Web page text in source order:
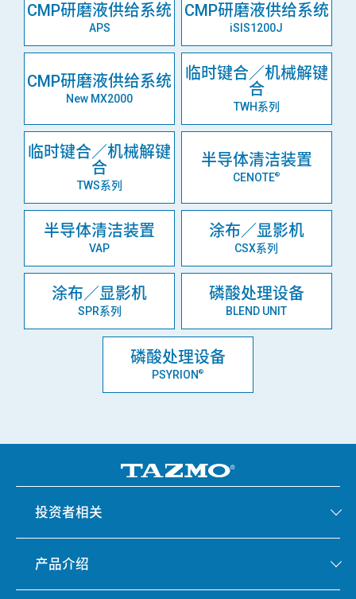
CMP研磨液供给系统
APS
CMP研磨液供给系统
iSIS1200J
CMP研磨液供给系统
New MX2000
临时键合／机械解键
合
TWH系列
临时键合／机械解键
合
TWS系列
半导体清洁装置
CENOTE®
半导体清洁装置
VAP
涂布／显影机
CSX系列
涂布／显影机
SPR系列
磷酸处理设备
BLEND UNIT
磷酸处理设备
PSYRION®
投资者相关
产品介绍